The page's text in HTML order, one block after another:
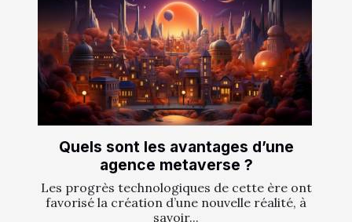
Quels sont les avantages d’une
agence metaverse ?
Les progrès technologiques de cette ère ont
favorisé la création d’une nouvelle réalité, à
savoir...